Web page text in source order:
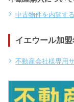
中古物件を内覧す
イエウール加
不動産会社様専用